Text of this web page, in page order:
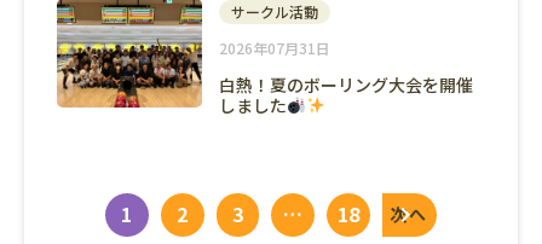
サークル活動
2026年07月31日
白熱！夏のボーリング大会を開催
しました
1 2 3 … 18 次へ